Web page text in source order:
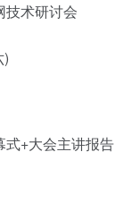
技术研讨会
式+大会主讲报告